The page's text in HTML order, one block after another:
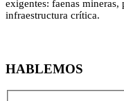
exigentes: faenas mineras,
infraestructura crítica.
HABLEMOS